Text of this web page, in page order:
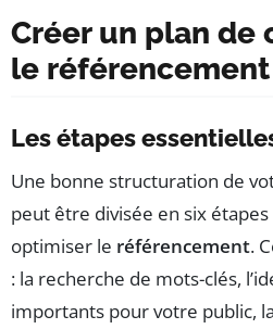
Créer un plan de
le référencement
Les étapes
Une bonne structuration de
peut être divisée en six étapes
optimiser le référencement.
: la recherche de mots-clés,
importants pour votre public,